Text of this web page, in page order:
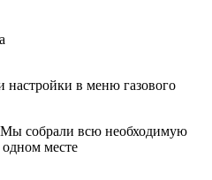
настройки в меню газового
Мы собрали всю необходимую
месте